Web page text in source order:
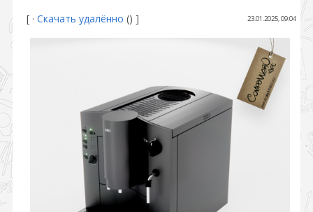
[ · Скачать удалённо () ] 23.01.2025, 09:04